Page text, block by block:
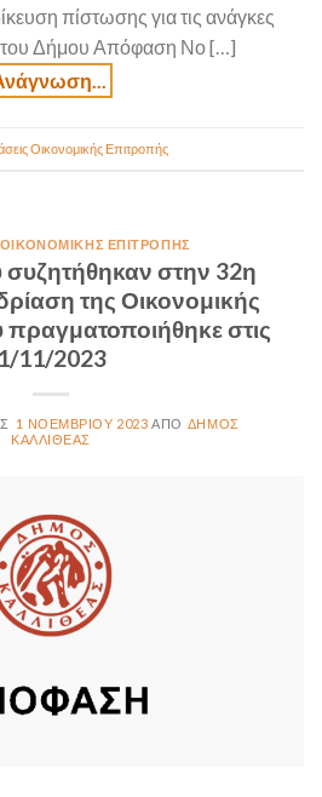
πίστωσης για τις ανάγκες
του Δήμου Απόφαση Νο […]
Οικονομικής Επιτροπής
ΕΠΙΤΡΟΠΉΣ
στην 32η
της Οικονομικής
στις
1/11/2023
1 ΝΟΕΜΒΡΊΟΥ 2023
ΔΉΜΟΣ
ΚΑΛΛΙΘΈΑΣ